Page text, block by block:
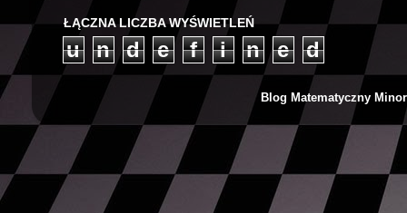
ŁĄCZNA LICZBA WYŚWIETLEŃ
u n d e f i n e d
Blog Matematyczny